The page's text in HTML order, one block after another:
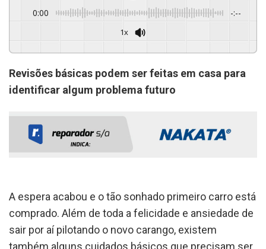
0:00 -:--
1x
GSpeech
Revisões básicas podem ser feitas em casa para
identificar algum problema futuro
A espera acabou e o tão sonhado primeiro carro está
comprado. Além de toda a felicidade e ansiedade de
sair por aí pilotando o novo carango, existem
também alguns cuidados básicos que precisam ser